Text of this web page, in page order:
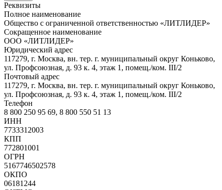
Реквизиты
Полное наименование
Общество с ограниченной ответственностью «ЛИТЛИДЕР»
Сокращенное наименование
ООО «ЛИТЛИДЕР»
Юридический адрес
117279, г. Москва, вн. тер. г. муниципальный округ Коньково,
ул. Профсоюзная, д. 93 к. 4, этаж 1, помещ./ком. III/2
Почтовый адрес
117279, г. Москва, вн. тер. г. муниципальный округ Коньково,
ул. Профсоюзная, д. 93 к. 4, этаж 1, помещ./ком. III/2
Телефон
8 800 250 95 69, 8 800 550 51 13
ИНН
7733312003
КПП
772801001
ОГРН
5167746502578
ОКПО
06181244